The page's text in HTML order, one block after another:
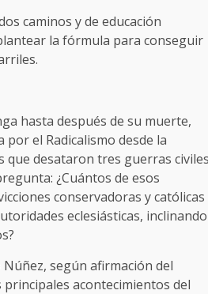
caminos y de educación
la fórmula para conseguir
hasta después de su muerte,
el Radicalismo desde la
que desataron tres guerras
¿Cuántos de esos
conservadoras y católicas
eclesiásticas, inclinando
según afirmación del
acontecimientos del